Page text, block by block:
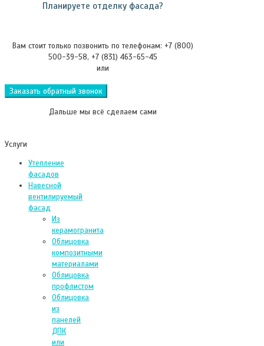
Планируете отделку фасада?
Вам стоит только позвонить по телефонам: +7 (800)
500-39-58, +7 (831) 463-65-45
или
Заказать обратный звонок
Дальше мы всё сделаем сами
Услуги
Утепление
фасадов
Навесной
вентилируемый
фасад
Из
керамогранита
Облицовка
композитными
материалами
Облицовка
профлистом
Облицовка
из
панелей
ДПК
или